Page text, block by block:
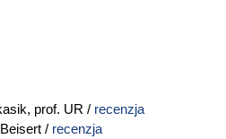
prof. UR / recenzja
/ recenzja